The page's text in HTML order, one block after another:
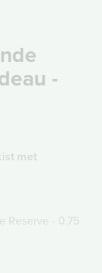
-
met
Reserve - 0,75